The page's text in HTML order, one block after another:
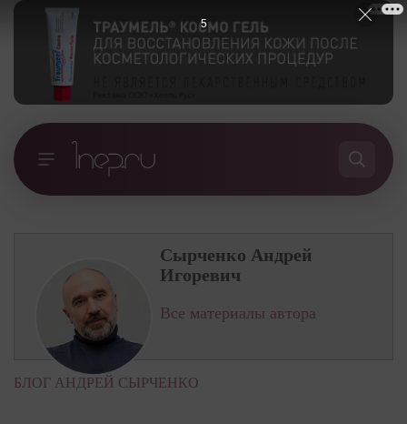
Сырченко Андрей
Игоревич
Все материалы автора
БЛОГ АНДРЕЙ СЫРЧЕНКО
5